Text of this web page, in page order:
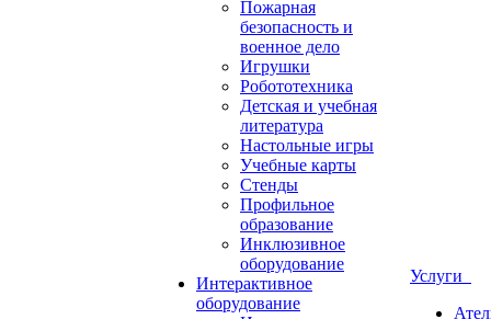
Пожарная
безопасность и
военное дело
Игрушки
Робототехника
Детская и учебная
литература
Настольные игры
Учебные карты
Стенды
Профильное
образование
Инклюзивное
оборудование
Интерактивное
оборудование
Услуги